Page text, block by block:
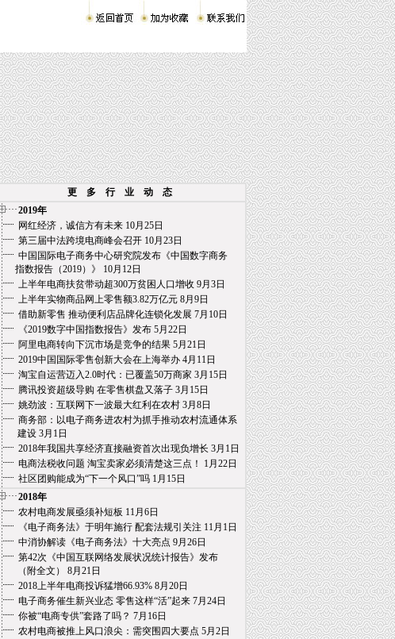
更 多 行 业 动 态
2019年
网红经济，诚信方有未来 10月25日
第三届中法跨境电商峰会召开 10月23日
中国国际电子商务中心研究院发布《中国数字商务
指数报告（2019）》 10月12日
上半年电商扶贫带动超300万贫困人口增收 9月3日
上半年实物商品网上零售额3.82万亿元 8月9日
借助新零售 推动便利店品牌化连锁化发展 7月10日
《2019数字中国指数报告》发布 5月22日
阿里电商转向下沉市场是竞争的结果 5月21日
2019中国国际零售创新大会在上海举办 4月11日
淘宝自运营迈入2.0时代：已覆盖50万商家 3月15日
腾讯投资超级导购 在零售棋盘又落子 3月15日
姚劲波：互联网下一波最大红利在农村 3月8日
商务部：以电子商务进农村为抓手推动农村流通体系
建设 3月1日
2018年我国共享经济直接融资首次出现负增长 3月1日
电商法税收问题 淘宝卖家必须清楚这三点！ 1月22日
社区团购能成为“下一个风口”吗 1月15日
2018年
农村电商发展亟须补短板 11月6日
《电子商务法》于明年施行 配套法规引关注 11月1日
中消协解读《电子商务法》十大亮点 9月26日
第42次《中国互联网络发展状况统计报告》发布
（附全文） 8月21日
2018上半年电商投诉猛增66.93% 8月20日
电子商务催生新兴业态 零售这样“活”起来 7月24日
你被“电商专供”套路了吗？ 7月16日
农村电商被推上风口浪尖：需突围四大要点 5月2日